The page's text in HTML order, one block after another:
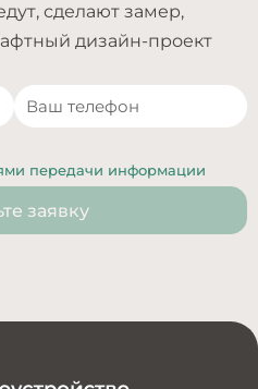
сделают замер,
дизайн-проект
передачи информации
заявку